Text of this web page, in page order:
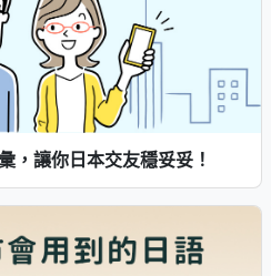
，讓你日本交友穩妥妥！